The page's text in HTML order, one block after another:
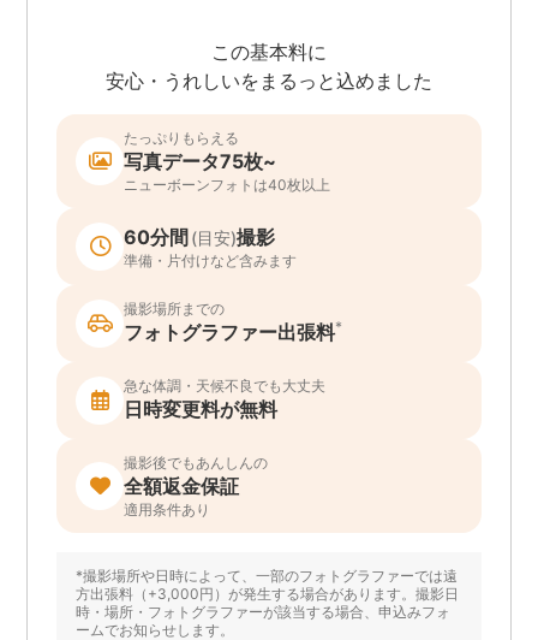
この基本料に
安心・うれしいをまるっと込めました
たっぷりもらえる
写真データ75枚~
ニューボーンフォトは40枚以上
60分間 (目安)撮影
準備・片付けなど含みます
撮影場所までの
フォトグラファー出張料*
急な体調・天候不良でも大丈夫
日時変更料が無料
撮影後でもあんしんの
全額返金保証
適用条件あり
*撮影場所や日時によって、一部のフォトグラファーでは遠
方出張料（+3,000円）が発生する場合があります。撮影日
時・場所・フォトグラファーが該当する場合、申込みフォ
ームでお知らせします。